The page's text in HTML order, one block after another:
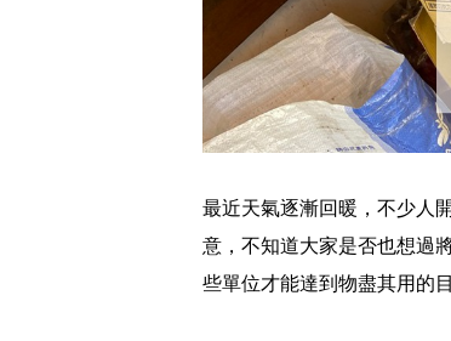
最近天氣逐漸回暖，不少人
意，不知道大家是否也想過
些單位才能達到物盡其用的